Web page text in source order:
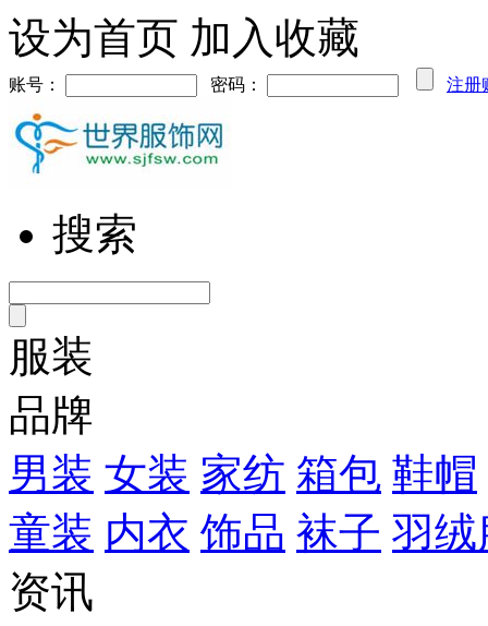
设为首页 加入收藏
账号： 密码： 注册
搜索
服装
品牌
男装 女装 家纺 箱包 鞋帽
童装 内衣 饰品 袜子 羽绒
资讯